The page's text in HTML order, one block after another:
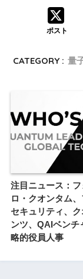
ポスト
CATEGORY : 量
注目ニュース：
ロ・クオンタム
セキュリティ、
ンツ、QAIベンチ
略的役員人事